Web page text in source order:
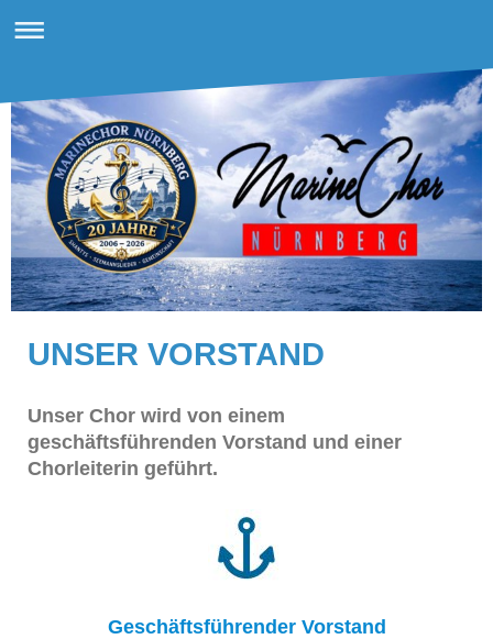
UNSER VORSTAND
Unser Chor wird von einem
geschäftsführenden Vorstand und einer
Chorleiterin geführt.
Geschäftsführender Vorstand